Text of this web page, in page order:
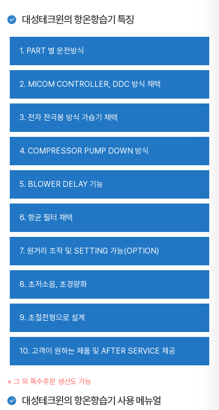
대성테크윈의 항온항습기 특징
1. PART 별 운전방식
2. MICOM CONTROLLER, DDC 방식 채택
3. 전자 전극봉 방식 가습기 채택
4. COMPRESSOR PUMP DOWN 방식
5. BLOWER DELAY 기능
6. 항균 필터 채택
7. 원거리 조작 및 SETTING 가능(OPTION)
8. 초저소음, 초경량화
9. 초절전형으로 설계
10. 고객이 원하는 제품 및 AFTER SERVICE 제공
※ 그 외 특수주문 생산도 가능
대성테크윈의 항온항습기 사용 메뉴얼